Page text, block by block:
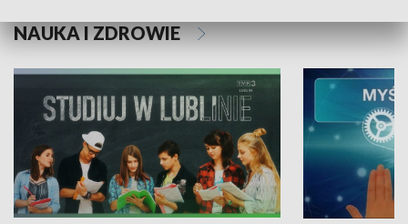
NAUKA I ZDROWIE